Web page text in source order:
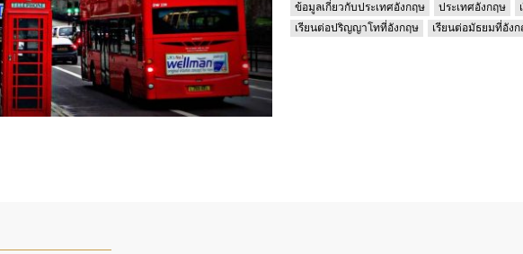
ข้อมูลเกี่ยวกับประเทศอังกฤษ ประเทศอังกฤษ
เรียนต่อปริญญาโทที่อังกฤษ
เรียนต่อมัธยมที่อังก